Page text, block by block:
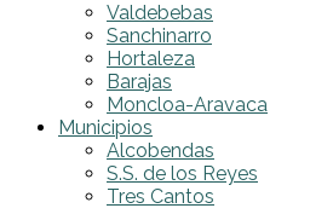
Valdebebas
Sanchinarro
Hortaleza
Barajas
Moncloa-Aravaca
Municipios
Alcobendas
S.S. de los Reyes
Tres Cantos